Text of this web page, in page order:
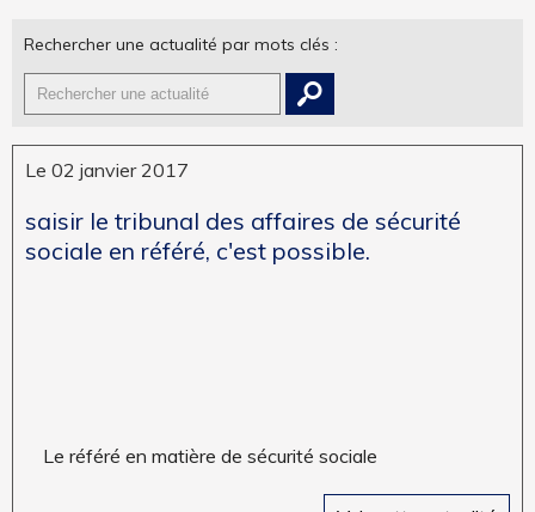
Rechercher une actualité par mots clés :
Le 02 janvier 2017
saisir le tribunal des affaires de sécurité
sociale en référé, c'est possible.
Le référé en matière de sécurité sociale